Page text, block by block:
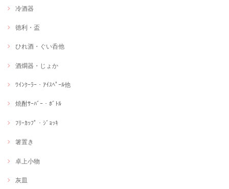
冷酒器
徳利・盃
ひれ酒・ぐい呑他
酒燗器・じょか
ﾜｲﾝｸｰﾗｰ・ｱｲｽﾍﾟｰﾙ他
焼酎ｻｰﾊﾞｰ・ﾎﾞﾄﾙ
ﾌﾘｰｶｯﾌﾟ・ｼﾞｮｯｷ
箸置き
卓上小物
灰皿